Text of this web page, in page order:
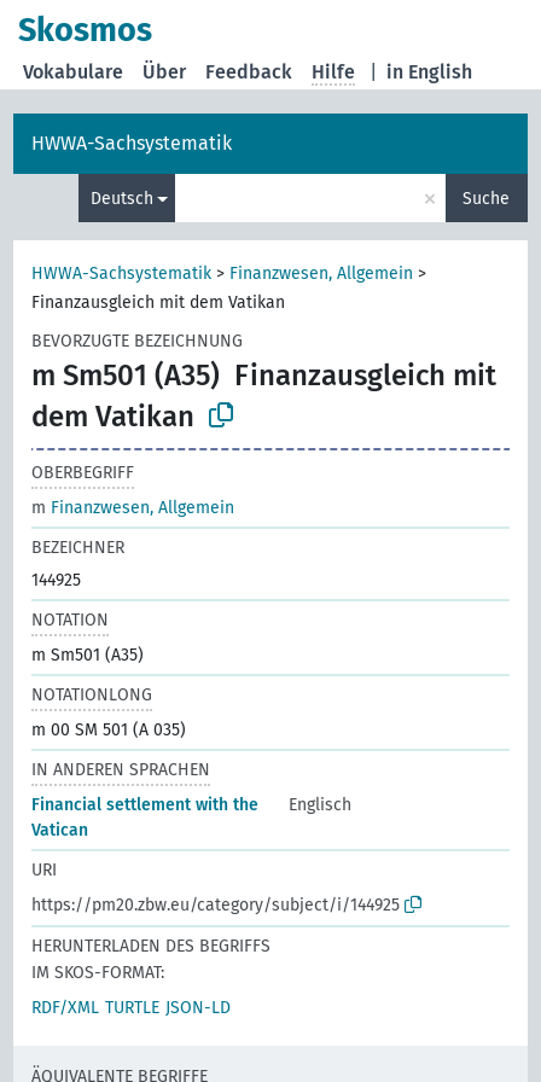
Skosmos
in English
Vokabulare Über Feedback Hilfe
HWWA-Sachsystematik
Deutsch × Suche
HWWA-Sachsystematik > Finanzwesen, Allgemein >
Finanzausgleich mit dem Vatikan
BEVORZUGTE BEZEICHNUNG
m Sm501 (A35) Finanzausgleich mit
dem Vatikan
OBERBEGRIFF
m Finanzwesen, Allgemein
BEZEICHNER
144925
NOTATION
m Sm501 (A35)
NOTATIONLONG
m 00 SM 501 (A 035)
IN ANDEREN SPRACHEN
Financial settlement with the
Vatican
Englisch
URI
https://pm20.zbw.eu/category/subject/i/144925
HERUNTERLADEN DES BEGRIFFS
IM SKOS-FORMAT:
RDF/XML TURTLE JSON-LD
ÄQUIVALENTE BEGRIFFE